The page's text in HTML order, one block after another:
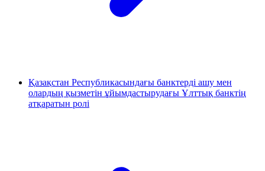
Қазақстан Республикасындағы банктерді ашу мен
олардың қызметін ұйымдастырудағы Ұлттық банктің
атқаратын ролі